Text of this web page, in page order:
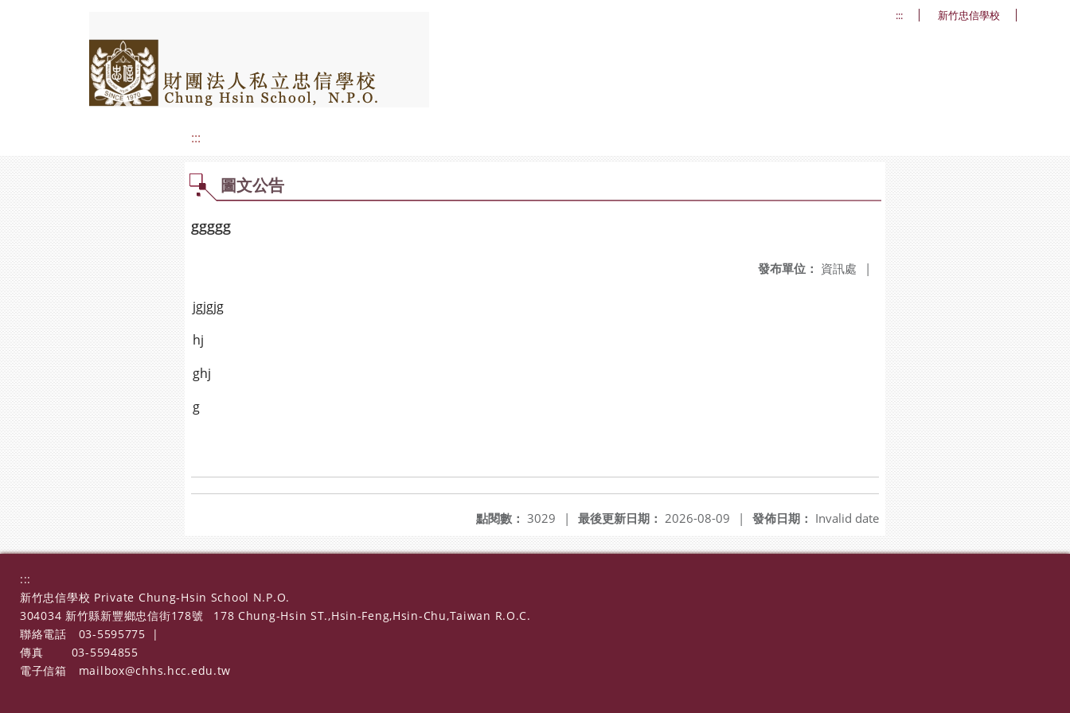
::: 新竹忠信學校
:::
圖文公告
ggggg
發布單位： 資訊處 |
jgjgjg
hj
ghj
g
發佈日期： Invalid date
最後更新日期： 2026-08-09 |
點閱數： 3029 |
:::
新竹忠信學校 Private Chung-Hsin School N.P.O.
304034 新竹縣新豐鄉忠信街178號
178 Chung-Hsin ST.,Hsin-Feng,Hsin-Chu,Taiwan R.O.C.
聯絡電話
03-5595775
|
傳真
03-5594855
電子信箱
mailbox@chhs.hcc.edu.tw